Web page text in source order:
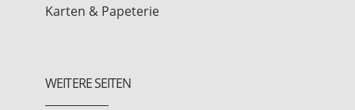
Karten & Papeterie
WEITERE SEITEN